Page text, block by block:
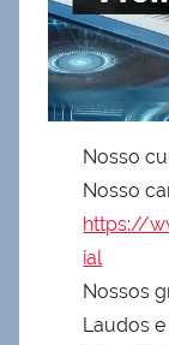
Nosso
Nosso
https://
ial
Nossos
Laudos